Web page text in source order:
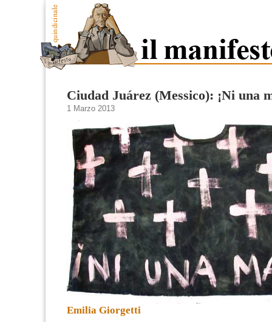
Ciudad Juárez (Messico): ¡Ni una
1 Marzo 2013
Emilia Giorgetti